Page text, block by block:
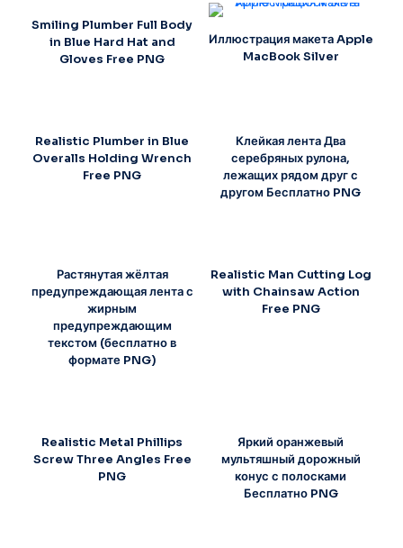
Smiling Plumber Full Body
in Blue Hard Hat and
Gloves Free PNG
Иллюстрация макета Apple
MacBook Silver
Realistic Plumber in Blue
Overalls Holding Wrench
Free PNG
Клейкая лента Два
серебряных рулона,
лежащих рядом друг с
другом Бесплатно PNG
Растянутая жёлтая
предупреждающая лента с
жирным
предупреждающим
текстом (бесплатно в
формате PNG)
Realistic Man Cutting Log
with Chainsaw Action
Free PNG
Realistic Metal Phillips
Screw Three Angles Free
PNG
Яркий оранжевый
мультяшный дорожный
конус с полосками
Бесплатно PNG